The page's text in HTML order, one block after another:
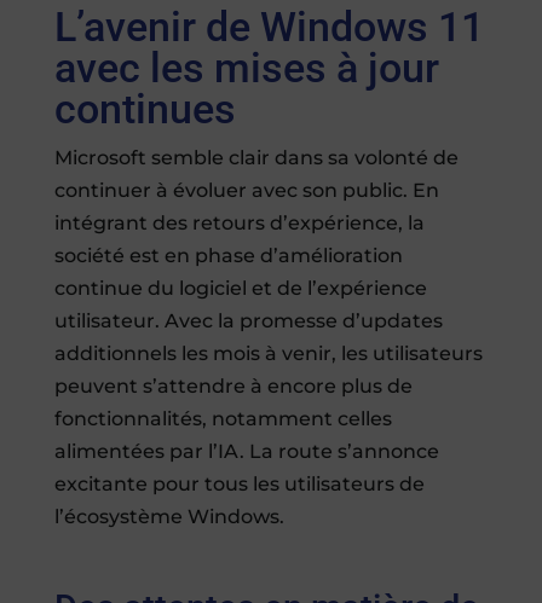
L’avenir de Windows 11
avec les mises à jour
continues
Microsoft semble clair dans sa volonté de
continuer à évoluer avec son public. En
intégrant des retours d’expérience, la
société est en phase d’amélioration
continue du logiciel et de l’expérience
utilisateur. Avec la promesse d’updates
additionnels les mois à venir, les utilisateurs
peuvent s’attendre à encore plus de
fonctionnalités, notamment celles
alimentées par l’IA. La route s’annonce
excitante pour tous les utilisateurs de
l’écosystème Windows.